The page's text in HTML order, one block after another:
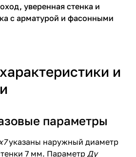
уверенная стенка и
с арматурой и фасонными
и
параметры
указаны наружный диаметр
7 мм. Параметр Ду